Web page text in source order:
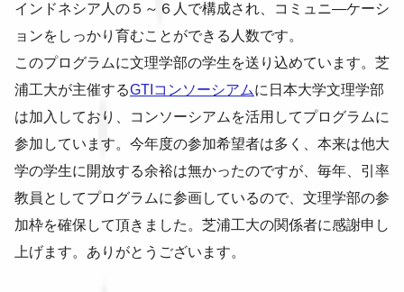
インドネシア人の５～６人で構成され、コミュニ―ケーシ
ョンをしっかり育むことができる人数です。
このプログラムに文理学部の学生を送り込めています。芝
浦工大が主催するGTIコンソーシアムに日本大学文理学部
は加入しており、コンソーシアムを活用してプログラムに
参加しています。今年度の参加希望者は多く、本来は他大
学の学生に開放する余裕は無かったのですが、毎年、引率
教員としてプログラムに参画しているので、文理学部の参
加枠を確保して頂きました。芝浦工大の関係者に感謝申し
上げます。ありがとうございます。